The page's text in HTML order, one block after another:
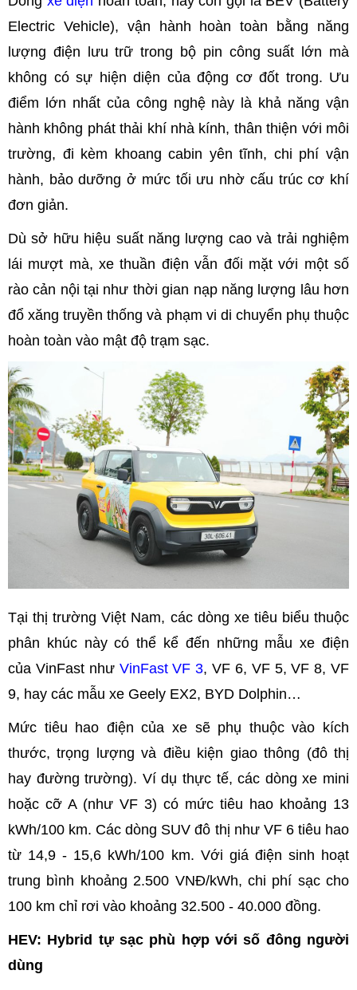
Electric Vehicle), vận hành hoàn toàn bằng năng
lượng điện lưu trữ trong bộ pin công suất lớn mà
không có sự hiện diện của động cơ đốt trong. Ưu
điểm lớn nhất của công nghệ này là khả năng vận
hành không phát thải khí nhà kính, thân thiện với môi
trường, đi kèm khoang cabin yên tĩnh, chi phí vận
hành, bảo dưỡng ở mức tối ưu nhờ cấu trúc cơ khí
đơn giản.
Dù sở hữu hiệu suất năng lượng cao và trải nghiệm
lái mượt mà, xe thuần điện vẫn đối mặt với một số
rào cản nội tại như thời gian nạp năng lượng lâu hơn
đổ xăng truyền thống và phạm vi di chuyển phụ thuộc
hoàn toàn vào mật độ trạm sạc.
Tại thị trường Việt Nam, các dòng xe tiêu biểu thuộc
phân khúc này có thể kể đến những mẫu xe điện
của VinFast nhưVinFast VF 3, VF 6, VF 5, VF 8, VF
9, hay các mẫu xe Geely EX2, BYD Dolphin…
Mức tiêu hao điện của xe sẽ phụ thuộc vào kích
thước, trọng lượng và điều kiện giao thông (đô thị
hay đường trường). Ví dụ thực tế, các dòng xe mini
hoặc cỡ A (như VF 3) có mức tiêu hao khoảng 13
kWh/100 km. Các dòng SUV đô thị như VF 6 tiêu hao
từ 14,9 - 15,6 kWh/100 km. Với giá điện sinh hoạt
trung bình khoảng 2.500 VNĐ/kWh, chi phí sạc cho
100 km chỉ rơi vào khoảng 32.500 - 40.000 đồng.
HEV: Hybrid tự sạc phù hợp với số đông người
dùng